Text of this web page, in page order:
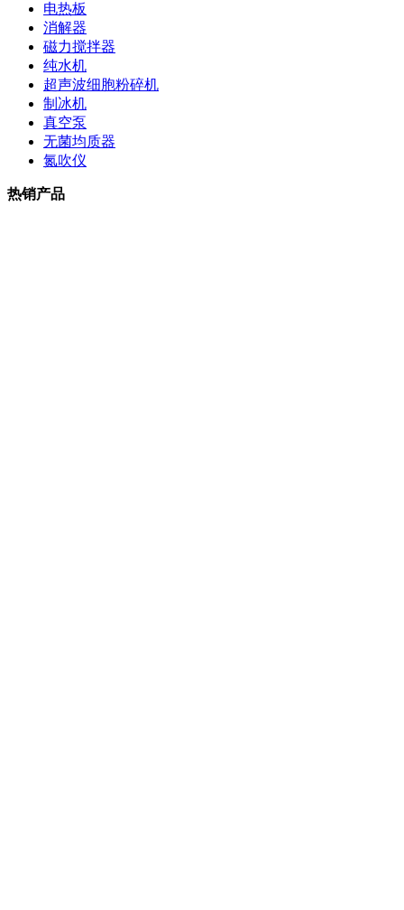
电热板
消解器
磁力搅拌器
纯水机
超声波细胞粉碎机
制冰机
真空泵
无菌均质器
氮吹仪
热销产品